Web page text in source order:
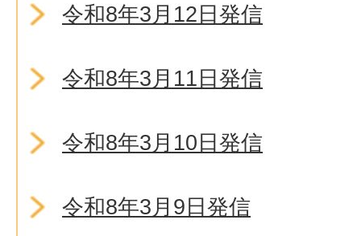
令和8年3月12日発信
令和8年3月11日発信
令和8年3月10日発信
令和8年3月9日発信